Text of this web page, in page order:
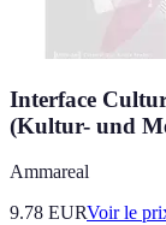
Interface
(Kultur- und
Ammareal
9.78 EURVoir le